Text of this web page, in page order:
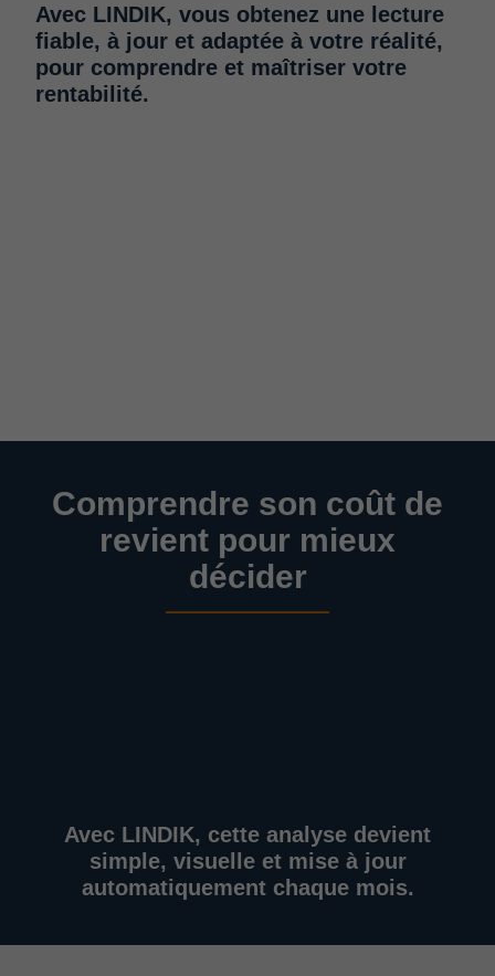
Avec LINDIK, vous obtenez une lecture
fiable, à jour et adaptée à votre réalité,
pour comprendre et maîtriser votre
rentabilité.
Comprendre son coût de
revient pour mieux
décider​
Avec LINDIK, cette analyse devient
simple, visuelle et mise à jour
automatiquement chaque mois.